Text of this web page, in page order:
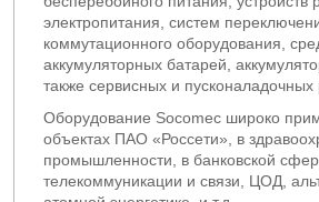
электропитания, систем
коммутационного оборудования,
аккумуляторных батарей,
также сервисных и пусконаладочных
Оборудование Socomec широко
объектах ПАО «Россети», в
промышленности, в банковской
телекоммуникации и связи, ЦОД,